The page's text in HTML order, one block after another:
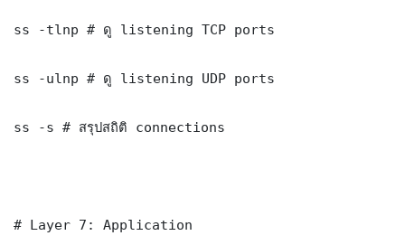
ss -tlnp # ดู listening TCP ports
ss -ulnp # ดู listening UDP ports
ss -s # สรุปสถิติ connections
# Layer 7: Application